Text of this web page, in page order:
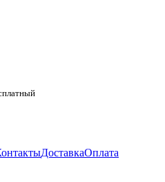
ДоставкаОплата